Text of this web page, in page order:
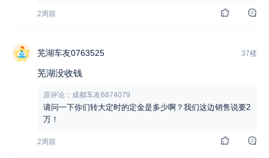
2周前
芜湖车友0763525 37楼
芜湖没收钱
原评论：成都车友6874079
请问一下你们转大定时的定金是多少啊？我们这边销售说要2
万！
2周前